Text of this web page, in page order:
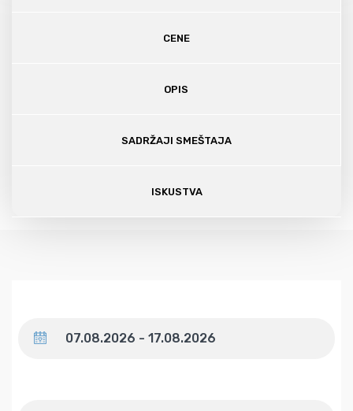
CENE
OPIS
SADRŽAJI SMEŠTAJA
ISKUSTVA